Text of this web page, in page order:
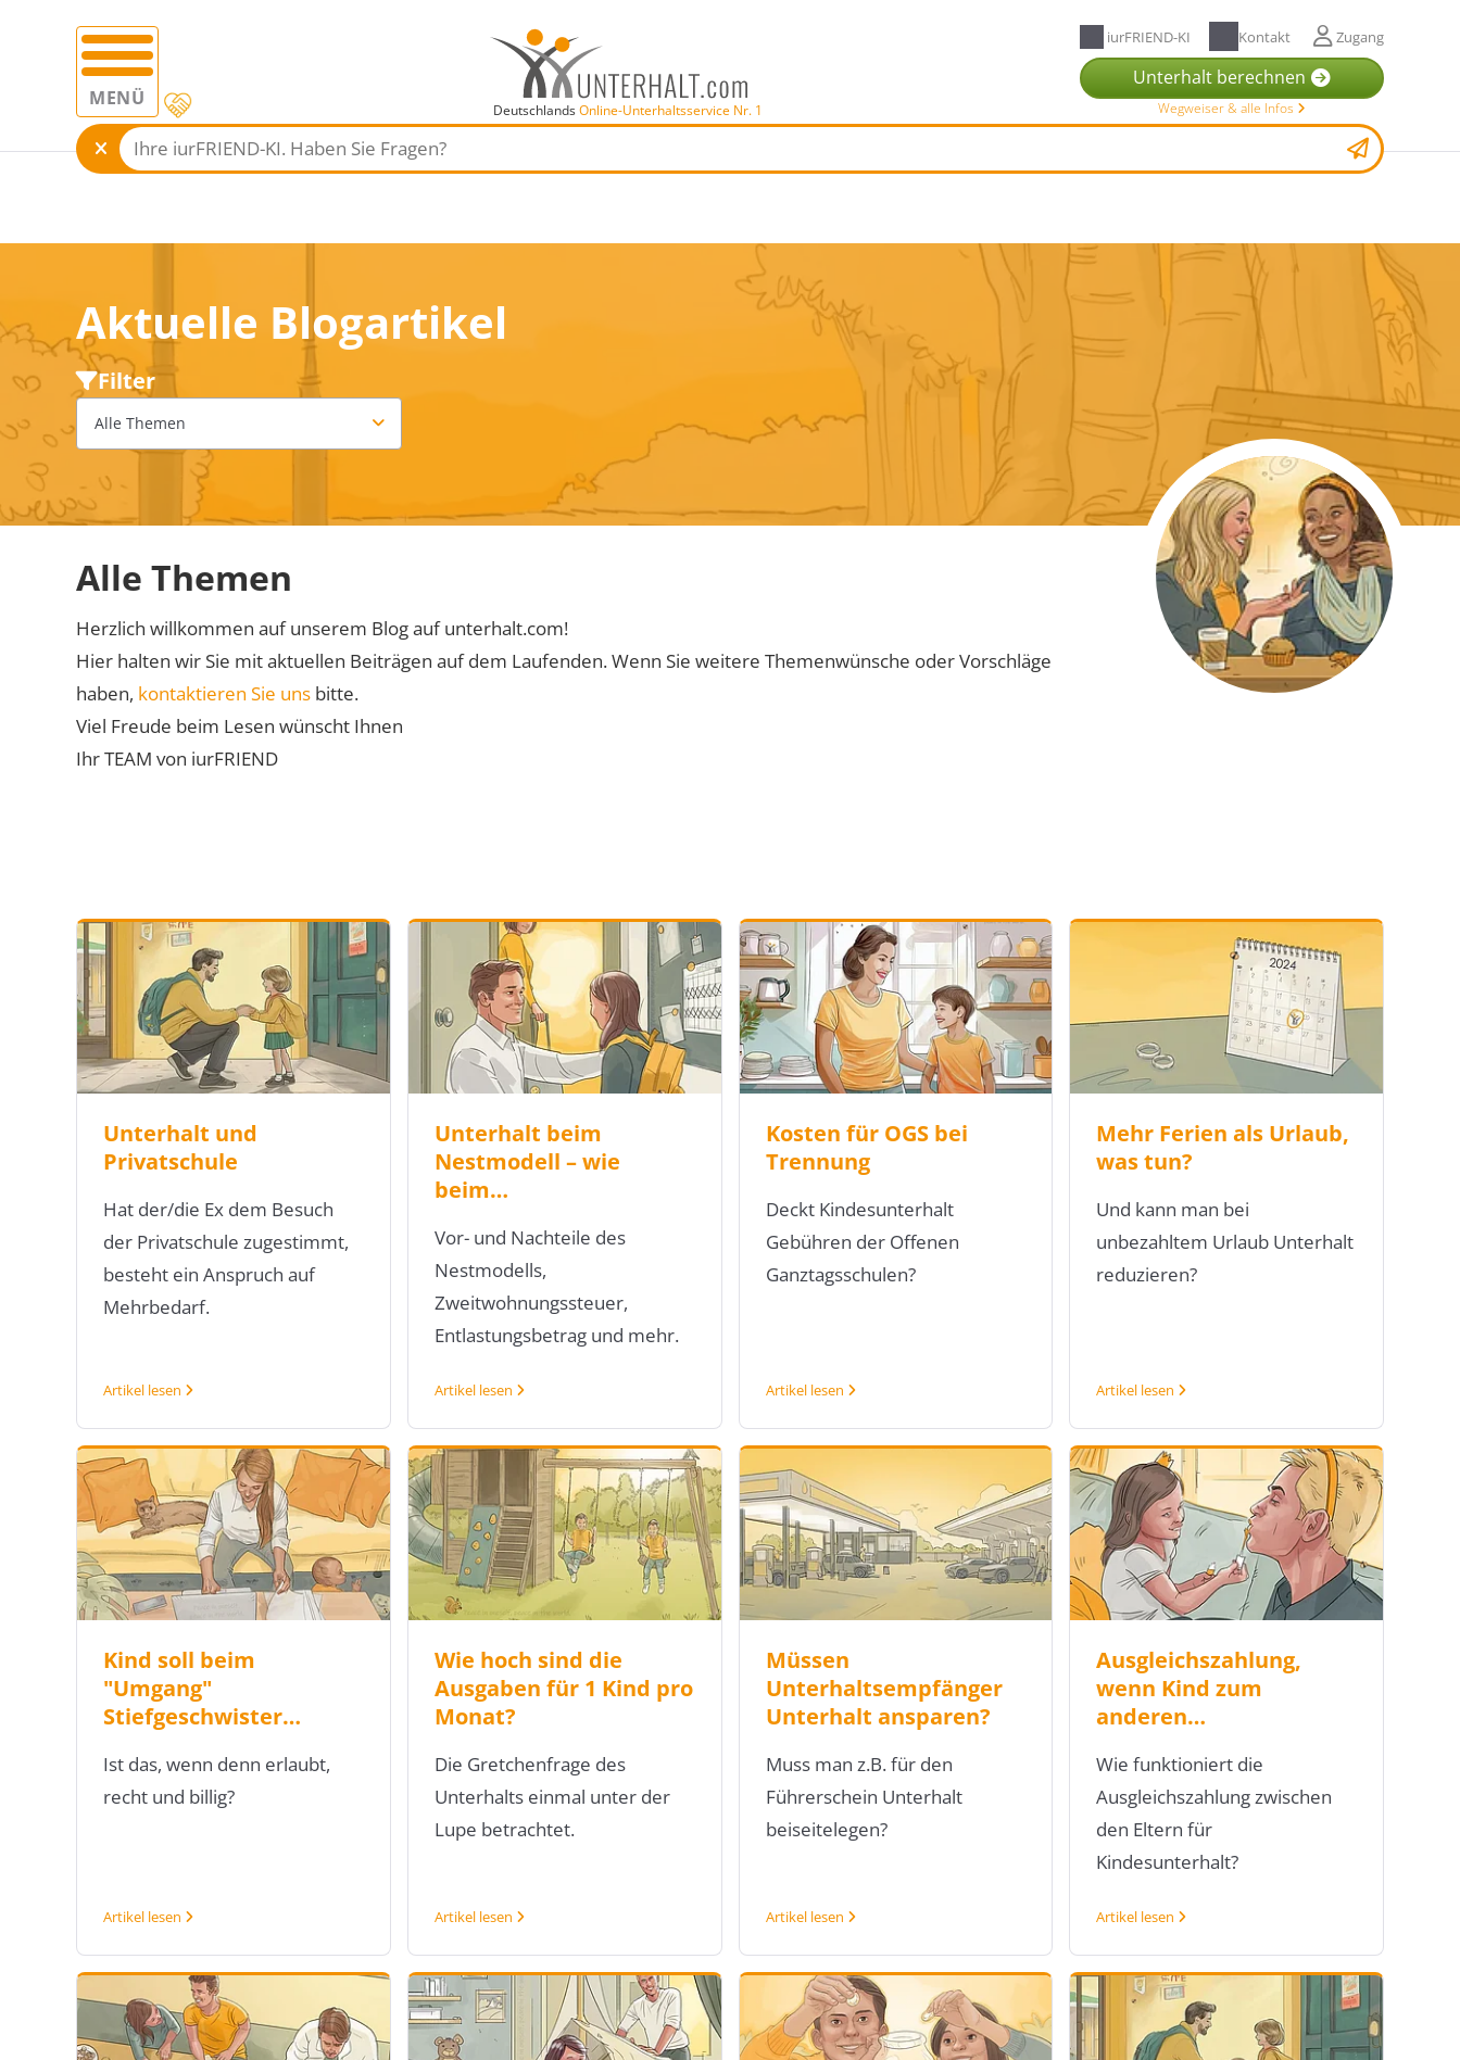
MENÜ DeutschlandsOnline-Unterhaltsservice Nr. 1
iurFRIEND-KI Kontakt Zugang
Unterhalt berechnen
Wegweiser & alle Infos
Aktuelle Blogartikel
Filter
Alle Themen
Alle Themen
Herzlich willkommen auf unserem Blog auf unterhalt.com!
Hier halten wir Sie mit aktuellen Beiträgen auf dem Laufenden. Wenn Sie weitere Themenwünsche oder Vorschläge
haben, kontaktieren Sie uns bitte.
Viel Freude beim Lesen wünscht Ihnen
Ihr TEAM von iurFRIEND
Unterhalt und
Privatschule
Hat der/die Ex dem Besuch
der Privatschule zugestimmt,
besteht ein Anspruch auf
Mehrbedarf.
Artikel lesen
Unterhalt beim
Nestmodell – wie
beim…
Vor- und Nachteile des
Nestmodells,
Zweitwohnungssteuer,
Entlastungsbetrag und mehr.
Artikel lesen
Kosten für OGS bei
Trennung
Deckt Kindesunterhalt
Gebühren der Offenen
Ganztagsschulen?
Artikel lesen
Mehr Ferien als Urlaub,
was tun?
Und kann man bei
unbezahltem Urlaub Unterhalt
reduzieren?
Artikel lesen
Kind soll beim
"Umgang"
Stiefgeschwister…
Ist das, wenn denn erlaubt,
recht und billig?
Artikel lesen
Wie hoch sind die
Ausgaben für 1 Kind pro
Monat?
Die Gretchenfrage des
Unterhalts einmal unter der
Lupe betrachtet.
Artikel lesen
Müssen
Unterhaltsempfänger
Unterhalt ansparen?
Muss man z.B. für den
Führerschein Unterhalt
beiseitelegen?
Artikel lesen
Ausgleichszahlung,
wenn Kind zum
anderen…
Wie funktioniert die
Ausgleichszahlung zwischen
den Eltern für
Kindesunterhalt?
Artikel lesen